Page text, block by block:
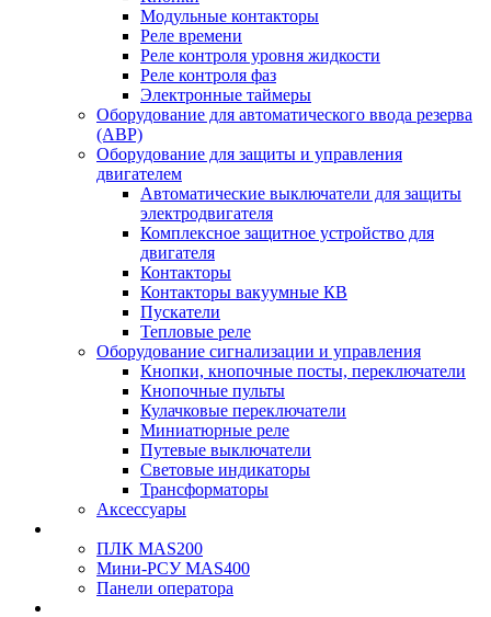
Модульные контакторы
Реле времени
Реле контроля уровня жидкости
Реле контроля фаз
Электронные таймеры
Оборудование для автоматического ввода резерва
(АВР)
Оборудование для защиты и управления
двигателем
Автоматические выключатели для защиты
электродвигателя
Комплексное защитное устройство для
двигателя
Контакторы
Контакторы вакуумные КВ
Пускатели
Тепловые реле
Оборудование сигнализации и управления
Кнопки, кнопочные посты, переключатели
Кнопочные пульты
Кулачковые переключатели
Миниатюрные реле
Путевые выключатели
Световые индикаторы
Трансформаторы
Аксессуары
ПЛК MAS200
Мини-РСУ MAS400
Панели оператора